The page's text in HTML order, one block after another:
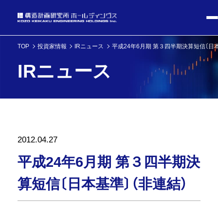
TOP 投資家情報 IRニュース 平成24年6月期 第３四半期決算短信〔日本
IRニュース
2012.04.27
平成24年6月期 第３四半期決
算短信〔日本基準〕（非連結）